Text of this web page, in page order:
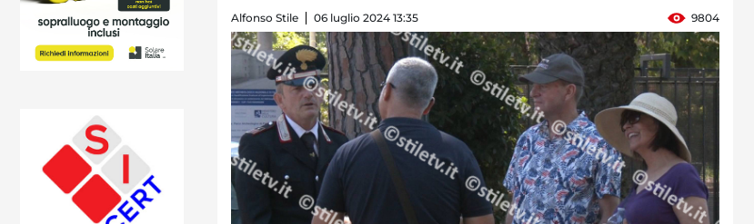
Alfonso Stile 06 luglio 2024 13:35 9804